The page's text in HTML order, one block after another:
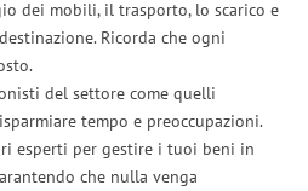
dei mobili, il trasporto, lo scarico e
Ricorda che ogni
del settore come quelli
tempo e preoccupazioni.
esperti per gestire i tuoi beni in
che nulla venga